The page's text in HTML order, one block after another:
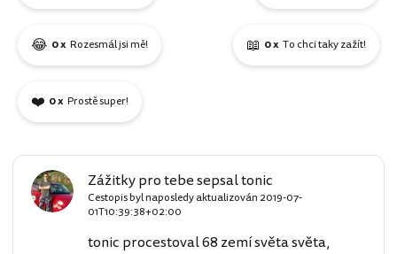
😂 0 x Rozesmál jsi mě! 📖 0 x To chci taky zažít!
❤️ 0 x Prostě super!
Zážitky pro tebe sepsal tonic
Cestopis byl naposledy aktualizován 2019-07-
01T10:39:38+02:00
tonic procestoval 68 zemí světa světa,